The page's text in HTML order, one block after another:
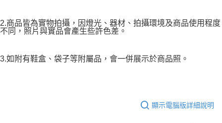
2.商品皆為實物拍攝，因燈光、器材、拍攝環境及商品使用程度
不同，照片與實品會產生些許色差。
3.如附有鞋盒、袋子等附屬品，會一併展示於商品照。
顯示電腦版詳細說明